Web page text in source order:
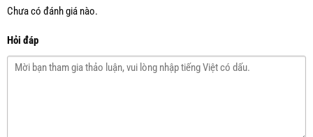
Chưa có đánh giá nào.
Hỏi đáp